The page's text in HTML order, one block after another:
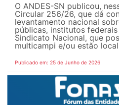
O ANDES-SN publicou,
Circular 256/26, que dá
levantamento nacional
públicas, institutos
Sindicato Nacional, que
multicampi e/ou estão
Publicado em: 25 de Junho de 2026